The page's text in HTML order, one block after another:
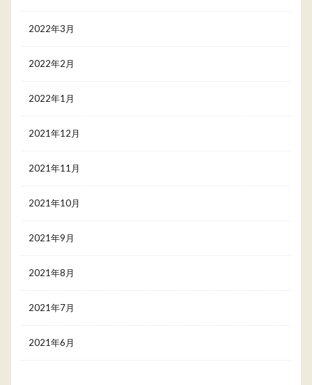
2022年3月
2022年2月
2022年1月
2021年12月
2021年11月
2021年10月
2021年9月
2021年8月
2021年7月
2021年6月